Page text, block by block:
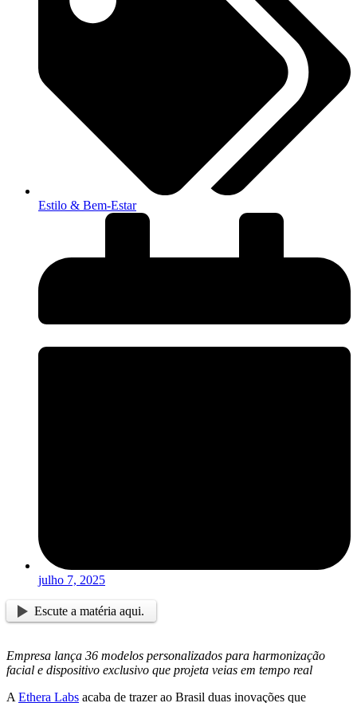
Estilo & Bem-Estar
julho 7, 2025
Escute a matéria aqui.
Empresa lança 36 modelos personalizados para harmonização
facial e dispositivo exclusivo que projeta veias em tempo real
AEthera Labs acaba de trazer ao Brasil duas inovações que